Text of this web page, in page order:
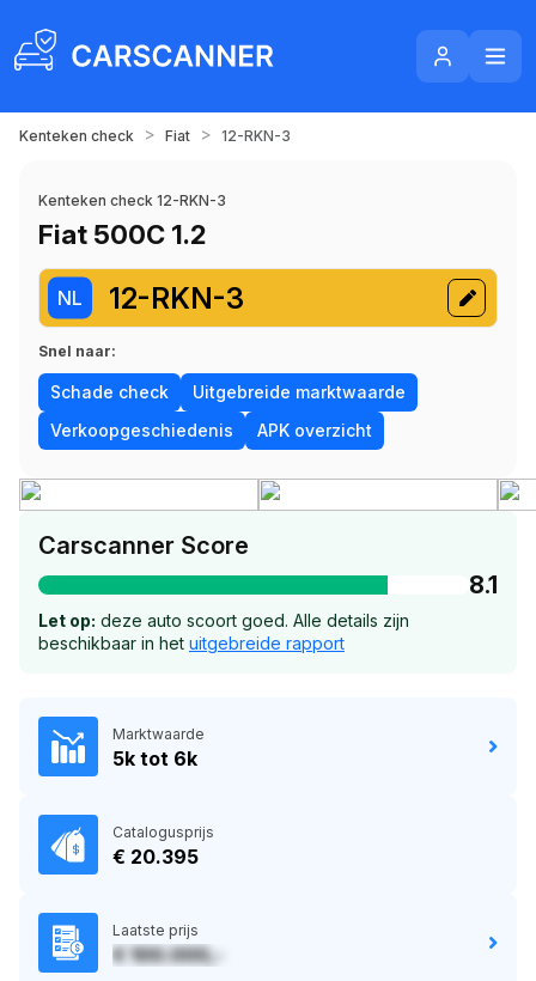
Kenteken check > Fiat > 12-RKN-3
Kenteken check 12-RKN-3
Fiat 500C 1.2
NL 12-RKN-3
Snel naar:
Schade check
Uitgebreide marktwaarde
Verkoopgeschiedenis
APK overzicht
Carscanner Score
8.1
Let op: deze auto scoort goed. Alle details zijn
beschikbaar in het uitgebreide rapport
Marktwaarde
5k tot 6k
Catalogusprijs
€ 20.395
Laatste prijs
€ 100.000,-